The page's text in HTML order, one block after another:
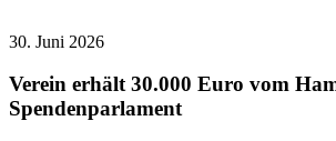
30. Juni 2026
Verein erhält 30.000 Euro vom
Spendenparlament